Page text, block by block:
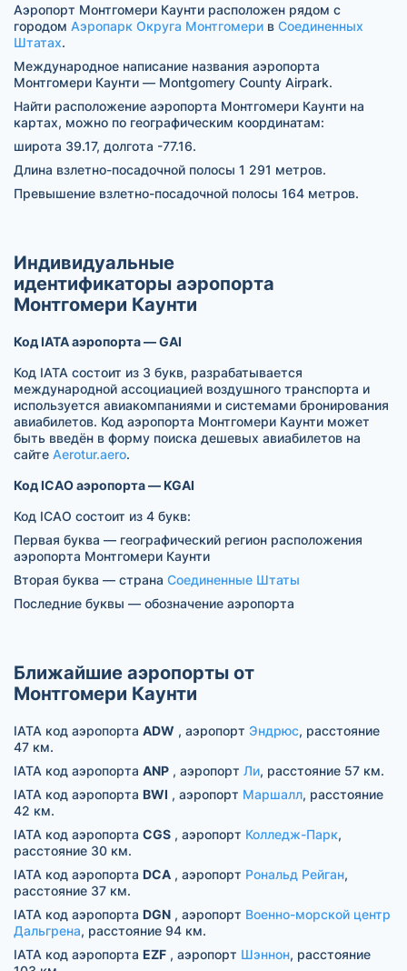
Аэропорт Монтгомери Каунти расположен рядом с
городом Аэропарк Округа Монтгомери в Соединенных
Штатах.
Международное написание названия аэропорта
Монтгомери Каунти — Montgomery County Airpark.
Найти расположение аэропорта Монтгомери Каунти на
картах, можно по географическим координатам:
широта 39.17, долгота -77.16.
Длина взлетно-посадочной полосы 1 291 метров.
Превышение взлетно-посадочной полосы 164 метров.
Индивидуальные
идентификаторы аэропорта
Монтгомери Каунти
Код IATA аэропорта — GAI
Код IATA состоит из 3 букв, разрабатывается
международной ассоциацией воздушного транспорта и
используется авиакомпаниями и системами бронирования
авиабилетов. Код аэропорта Монтгомери Каунти может
быть введён в форму поиска дешевых авиабилетов на
сайте Aerotur.aero.
Код ICAO аэропорта — KGAI
Код ICAO состоит из 4 букв:
Первая буква — географический регион расположения
аэропорта Монтгомери Каунти
Вторая буква — страна Соединенные Штаты
Последние буквы — обозначение аэропорта
Ближайшие аэропорты от
Монтгомери Каунти
IATA код аэропорта ADW , аэропорт Эндрюс, расстояние
47 км.
IATA код аэропорта ANP , аэропорт Ли, расстояние 57 км.
IATA код аэропорта BWI , аэропорт Маршалл, расстояние
42 км.
IATA код аэропорта CGS , аэропорт Колледж-Парк,
расстояние 30 км.
IATA код аэропорта DCA , аэропорт Рональд Рейган,
расстояние 37 км.
IATA код аэропорта DGN , аэропорт Военно-морской центр
Дальгрена, расстояние 94 км.
IATA код аэропорта EZF , аэропорт Шэннон, расстояние